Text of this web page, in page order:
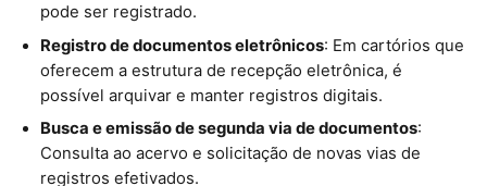
pode ser registrado.
Registro de documentos eletrônicos: Em cartórios que
oferecem a estrutura de recepção eletrônica, é
possível arquivar e manter registros digitais.
Busca e emissão de segunda via de documentos:
Consulta ao acervo e solicitação de novas vias de
registros efetivados.